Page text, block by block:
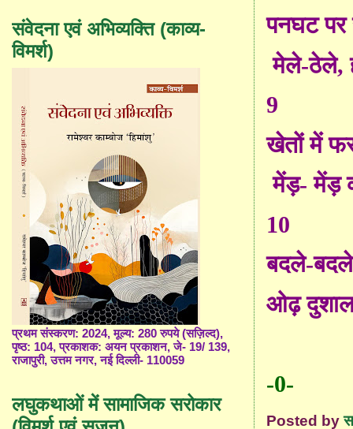
पनघट
मेले-ठेले,
9
खेतों में
मेंड़- मेंड़
10
बदले-बदले
ओढ़
-0-
Posted by
संवेदना एवं अभिव्यक्ति (काव्य-
विमर्श)
प्रथम संस्करण: 2024, मूल्य: 280 रुपये (सज़िल्द),
पृष्ठ: 104, प्रकाशक: अयन प्रकाशन, जे- 19/ 139,
राजापुरी, उत्तम नगर, नई दिल्ली- 110059
लघुकथाओं में सामाजिक सरोकार